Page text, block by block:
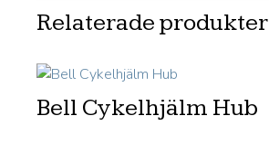
Relaterade produkter
Bell Cykelhjälm Hub